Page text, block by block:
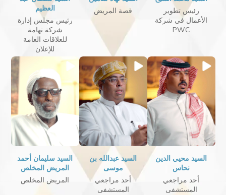
رئيس تطوير
الأعمال في شركة
PWC
قصة المريض
العظيم
رئيس مجلس إدارة
شركة تهامة
للعلاقات العامة
للإعلان
السيد محيي الدين
نحاس
أحد مراجعي
المستشفى
السيد عبدالله بن
موسى
أحد مراجعي
المستشفى
السيد سليمان أحمد
المريض المخلص
المريض المخلص